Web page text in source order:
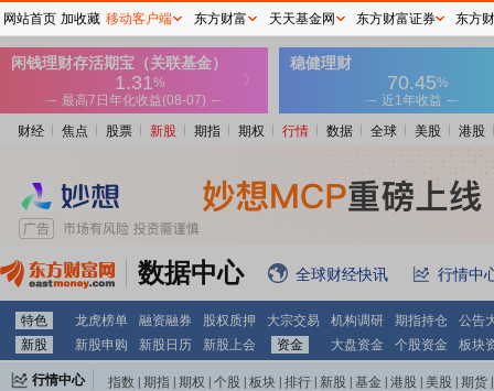
财经 焦点 股票 新股 期指 期权 行情 数据 全球 美股 港股
数据中心 全球财经快讯 行情中
特色 龙虎榜单 融资融券 股权质押 大宗交易 机构调研 期指持仓
公告
新股
新股申购 新股日历 新股上会 资金 大盘资金 个股资金 板块
行情中心 指数 期指 期权 个股 板块 排行 新股 基金 港股 美股 期货
网站首页 加收藏 移动客户端 东方财富 天天基金网 东方财富证券 东方